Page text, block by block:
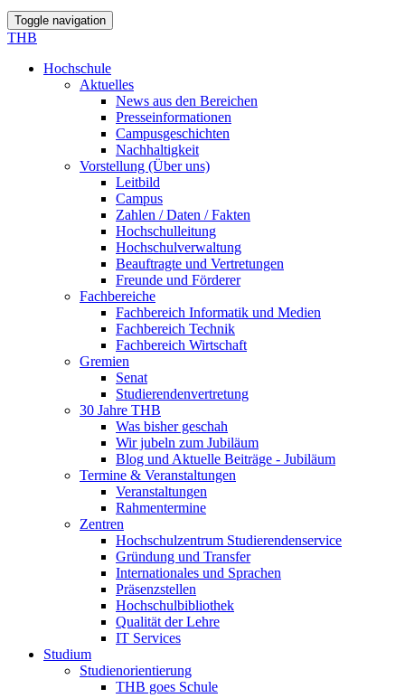
Toggle navigation
THB
Hochschule
Aktuelles
News aus den Bereichen
Presseinformationen
Campusgeschichten
Nachhaltigkeit
Vorstellung (Über uns)
Leitbild
Campus
Zahlen / Daten / Fakten
Hochschulleitung
Hochschulverwaltung
Beauftragte und Vertretungen
Freunde und Förderer
Fachbereiche
Fachbereich Informatik und Medien
Fachbereich Technik
Fachbereich Wirtschaft
Gremien
Senat
Studierendenvertretung
30 Jahre THB
Was bisher geschah
Wir jubeln zum Jubiläum
Blog und Aktuelle Beiträge - Jubiläum
Termine & Veranstaltungen
Veranstaltungen
Rahmentermine
Zentren
Hochschulzentrum Studierendenservice
Gründung und Transfer
Internationales und Sprachen
Präsenzstellen
Hochschulbibliothek
Qualität der Lehre
IT Services
Studium
Studienorientierung
THB goes Schule